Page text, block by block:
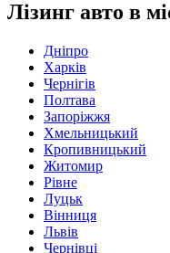
Лізинг авто в
Дніпро
Харків
Чернігів
Полтава
Запоріжжя
Хмельницький
Кропивницький
Житомир
Рівне
Луцьк
Вінниця
Львів
Чернівці